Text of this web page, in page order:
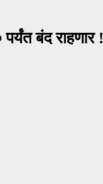
बंद राहणार !